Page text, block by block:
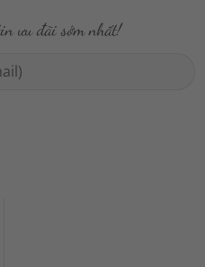
ưu đãi sớm nhất!